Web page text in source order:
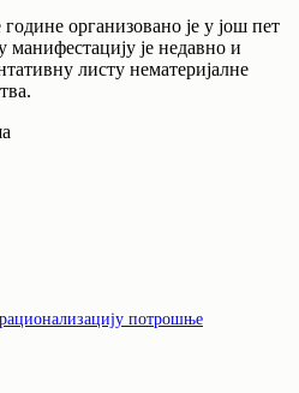
oрганизовано је у још пет
је недавно и
листу нематеријалне
потрошње